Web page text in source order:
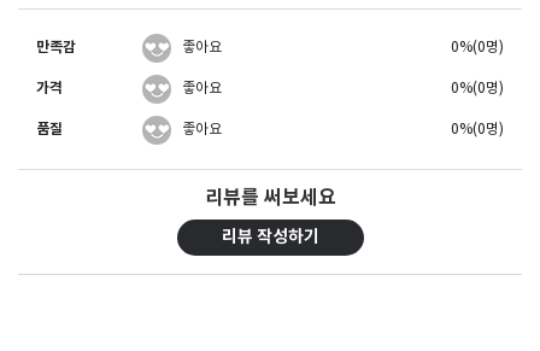
만족감 좋아요 0%(0명)
가격 좋아요 0%(0명)
품질 좋아요 0%(0명)
리뷰를 써보세요
리뷰 작성하기